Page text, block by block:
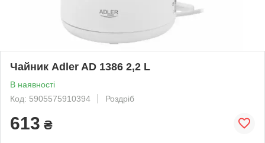
Чайник Adler AD 1386 2,2 L
В наявності
Код: 5905575910394
Роздріб
613 ₴